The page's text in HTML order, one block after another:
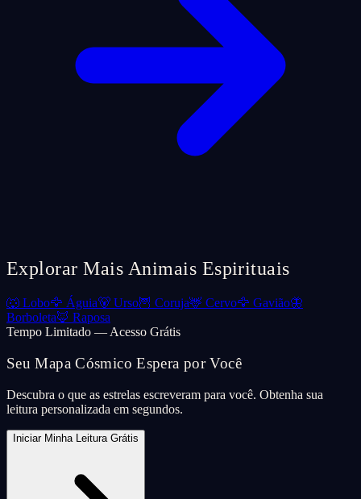
Explorar Mais Animais Espirituais
🐺 Lobo🦅 Águia🐻 Urso🦉 Coruja🦌 Cervo🦅 Gavião🦋
Borboleta🦊 Raposa
Tempo Limitado — Acesso Grátis
Seu Mapa Cósmico Espera por Você
Descubra o que as estrelas escreveram para você. Obtenha sua
leitura personalizada em segundos.
Iniciar Minha Leitura Grátis